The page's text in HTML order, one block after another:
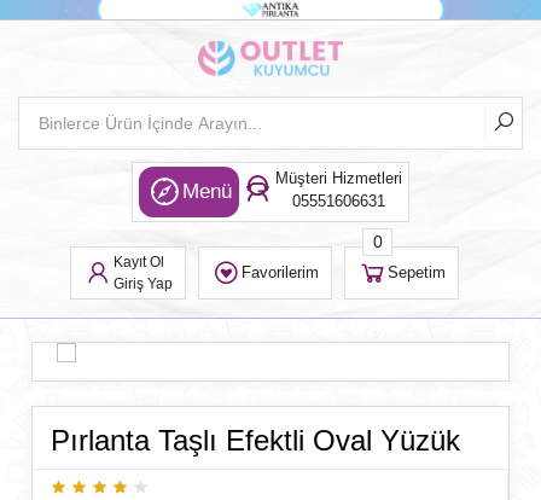
Menü
Müşteri Hizmetleri
05551606631
Kayıt Ol
Giriş Yap
Favorilerim Sepetim
0
Pırlanta Taşlı Efektli Oval Yüzük